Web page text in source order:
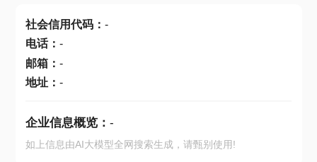
社会信用代码： -
电话： -
邮箱： -
地址： -
企业信息概览： -
如上信息由AI大模型全网搜索生成，请甄别使用!